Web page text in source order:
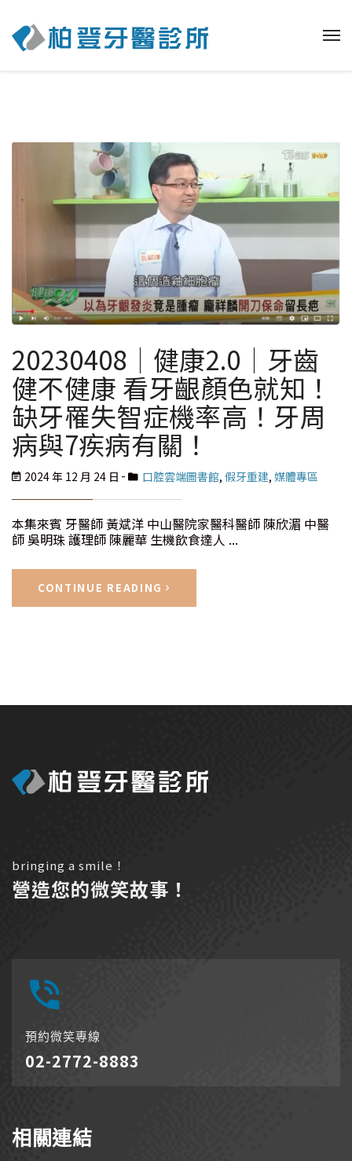
20230408│健康2.0│牙齒
健不健康 看牙齦顏色就知！
缺牙罹失智症機率高！牙周
病與7疾病有關！
2024 年 12 月 24 日 口腔雲端圖書館, 假牙重建, 媒體專區
本集來賓 牙醫師 黃斌洋 中山醫院家醫科醫師 陳欣湄 中醫
師 吳明珠 護理師 陳麗華 生機飲食達人 ...
CONTINUE READING
bringing a smile！
營造您的微笑故事！
預約微笑專線
02-2772-8883
相關連結